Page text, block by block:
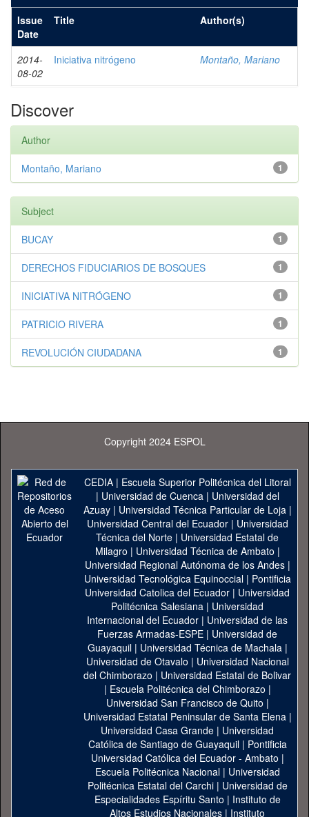
Issue
Date
Title Author(s)
2014-
08-02
Iniciativa nitrógeno Montaño, Mariano
Discover
Author
1
Montaño, Mariano
Subject
1
BUCAY
1
DERECHOS FIDUCIARIOS DE BOSQUES
1
INICIATIVA NITRÓGENO
1
PATRICIO RIVERA
1
REVOLUCIÓN CIUDADANA
Copyright 2024 ESPOL
CEDIA| Escuela Superior Politécnica del Litoral
| Universidad de Cuenca| Universidad del
Azuay| Universidad Técnica Particular de Loja|
Universidad Central del Ecuador| Universidad
Técnica del Norte | Universidad Estatal de
Milagro | Universidad Técnica de Ambato |
Universidad Regional Autónoma de los Andes|
Universidad Tecnológica Equinoccial| Pontificia
Universidad Catolica del Ecuador | Universidad
Politécnica Salesiana | Universidad
Internacional del Ecuador | Universidad de las
Fuerzas Armadas-ESPE | Universidad de
Guayaquil| Universidad Técnica de Machala|
Universidad de Otavalo | Universidad Nacional
del Chimborazo | Universidad Estatal de Bolivar
| Escuela Politécnica del Chimborazo |
Universidad San Francisco de Quito |
Universidad Estatal Peninsular de Santa Elena|
Universidad Casa Grande | Universidad
Católica de Santiago de Guayaquil| Pontificia
Universidad Católica del Ecuador - Ambato |
Escuela Politécnica Nacional| Universidad
Politécnica Estatal del Carchi| Universidad de
Especialidades Espíritu Santo | Instituto de
Altos Estudios Nacionales | Instituto